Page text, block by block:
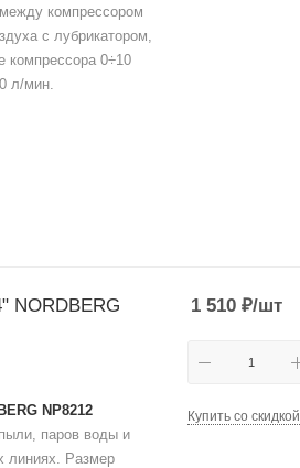
компрессором
с лубрикатором,
компрессора 0÷10
л/мин.
NORDBERG
NP8212
паров воды и
линиях. Размер
1 510 ₽/шт
Купить со скидкой